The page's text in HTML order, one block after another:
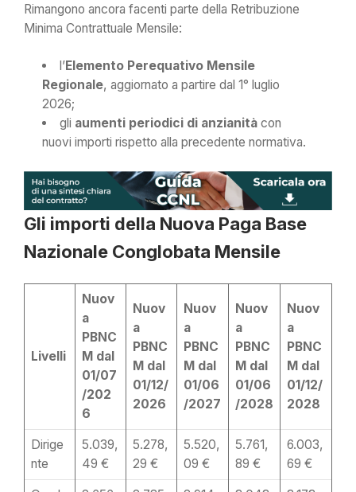
Rimangono ancora facenti parte della Retribuzione
Minima Contrattuale Mensile:
l’Elemento Perequativo Mensile
Regionale, aggiornato a partire dal 1° luglio
2026;
gli aumenti periodici di anzianitàcon
nuovi importi rispetto alla precedente normativa.
Gli importi della Nuova Paga Base
Nazionale Conglobata Mensile
Livelli
Nuov
a
PBNC
M dal
01/07
/202
6
Nuov
a
PBNC
M dal
01/12/
2026
Nuov
a
PBNC
M dal
01/06
/2027
Nuov
a
PBNC
M dal
01/06
/2028
Nuov
a
PBNC
M dal
01/12/
2028
Dirige
nte
5.039,
49 €
5.278,
29 €
5.520,
09 €
5.761,
89 €
6.003,
69 €